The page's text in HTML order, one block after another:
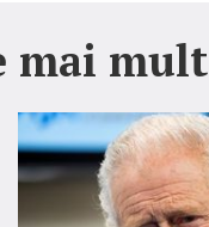
mai mult